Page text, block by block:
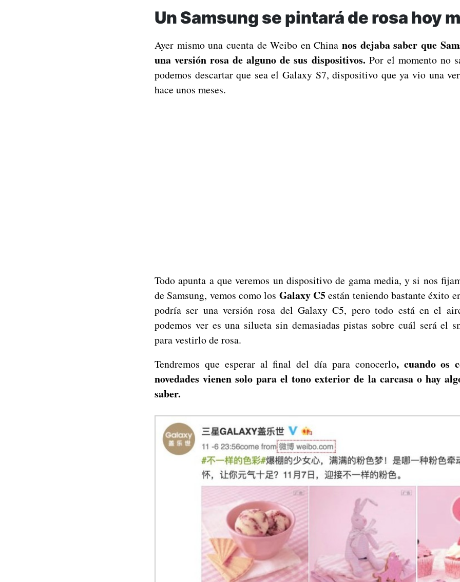
Un Samsung se pintará de rosa hoy
Ayer mismo una cuenta de Weibo en Chinanos dejaba saber que
una versión rosa de alguno de sus dispositivos. Por el momento no
podemos descartar que sea el Galaxy S7, dispositivo que ya vio una
hace unos meses.
Todo apunta a que veremos un dispositivo de gama media, y si nos
de Samsung, vemos como los Galaxy C5están teniendo bastante éxito
podría ser una versión rosa del Galaxy C5, pero todo está en el
podemos ver es una silueta sin demasiadas pistas sobre cuál será el
para vestirlo de rosa.
Tendremos que esperar al final del día para conocerlo, cuando os
novedades vienen solo para el tono exterior de la carcasa o hay
saber.